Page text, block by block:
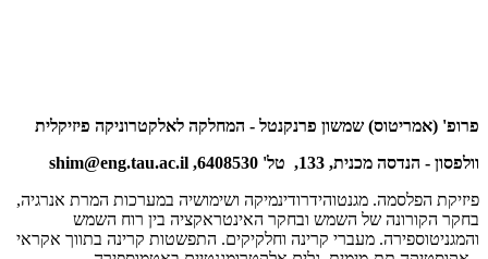
פרופ' (אמריטוס) שמשון פרנקנטל - המחלקה לאלקטרוניקה פיזיקלית
וולפסון - הנדסה מכנית, 133, טל' 6408530,
shim@eng.tau.ac.il
פיזיקת הפלסמה. מגנטוהידרודינמיקה ושימושיה במערכות המרת אנרגיה,
בחקר הקורונה של השמש ובחקר האינטראקציה בין רוח השמש
והמגניטוספירה. מעברי קרינה וחלקיקים. התפשטות קרינה בתווך אקראי